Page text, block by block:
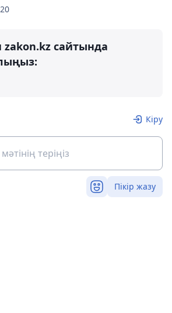
сайтында
Кіру
Пікір жазу